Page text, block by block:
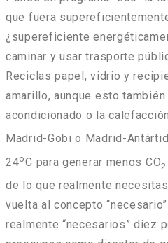
que fuera
¿supereficiente
caminar y usar trasporte
Reciclas papel, vidrio y
amarillo, aunque esto
acondicionado o la
Madrid-Gobi o Madrid-
24oC para generar menos CO2.
de lo que realmente
vuelta al concepto
realmente “necesarios” diez